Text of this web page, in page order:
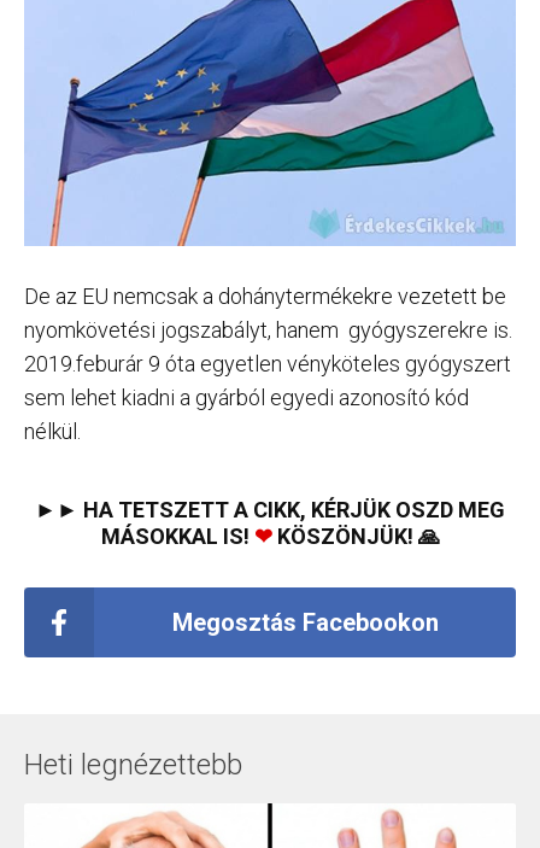
De az EU nemcsak a dohánytermékekre vezetett be
nyomkövetési jogszabályt, hanem gyógyszerekre is.
2019.feburár 9 óta egyetlen vényköteles gyógyszert
sem lehet kiadni a gyárból egyedi azonosító kód
nélkül.
►► HA TETSZETT A CIKK, KÉRJÜK OSZD MEG
MÁSOKKAL IS! ❤KÖSZÖNJÜK! 🙏
Megosztás Facebookon
Heti legnézettebb